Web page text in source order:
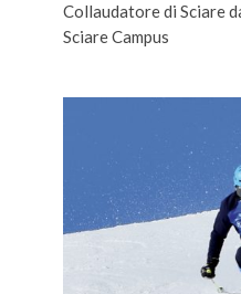
Collaudatore di Sciare
Sciare Campus